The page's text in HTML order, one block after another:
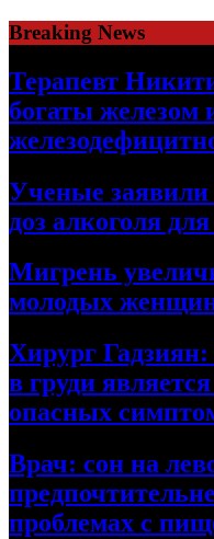
Skip
to
content
Breaking News
Терапевт
богаты
Ученые заявили
доз алкоголя
Мигрень
молодых
Хирург
в груди
опасных
Врач: сон на
проблемах с